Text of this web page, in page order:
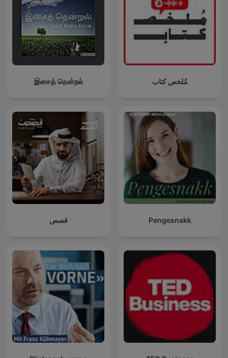
இசைத் தென்றல் مُلخص كتاب
قصص Pengesnakk